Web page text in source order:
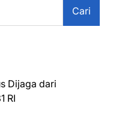
Cari
Dijaga dari
RI